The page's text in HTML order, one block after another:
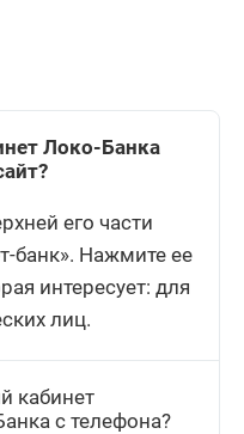
Локо-Банка
его части
банк». Нажмите ее
интересует: для
лиц.
кабинет
с телефона?